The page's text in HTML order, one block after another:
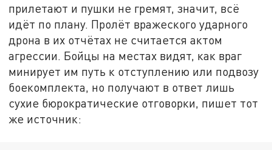
прилетают и пушки не гремят, значит, всё
идёт по плану. Пролёт вражеского ударного
дрона в их отчётах не считается актом
агрессии. Бойцы на местах видят, как враг
минирует им путь к отступлению или подвозу
боекомплекта, но получают в ответ лишь
сухие бюрократические отговорки, пишет тот
же источник: